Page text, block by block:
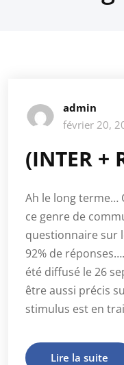
admin
février 20,
(INTER +
Ah le long terme…
ce genre de
questionnaire sur
92% de
été diffusé le 26
être aussi précis
stimulus est en
Lire la suite